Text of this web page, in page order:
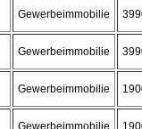
Gewerbeimmobilie
Gewerbeimmobilie
Gewerbeimmobilie
Gewerbeimmobilie